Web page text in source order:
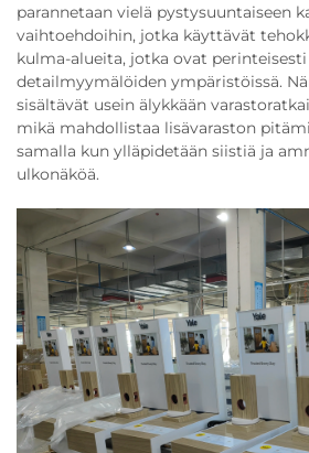
parannetaan vielä pystysuuntaiseen
vaihtoehdoihin, jotka käyttävät
kulma-alueita, jotka ovat
detailmyymälöiden ympäristöissä.
sisältävät usein älykkään
mikä mahdollistaa lisävaraston
samalla kun ylläpidetään siistiä ja
ulkonäköä.